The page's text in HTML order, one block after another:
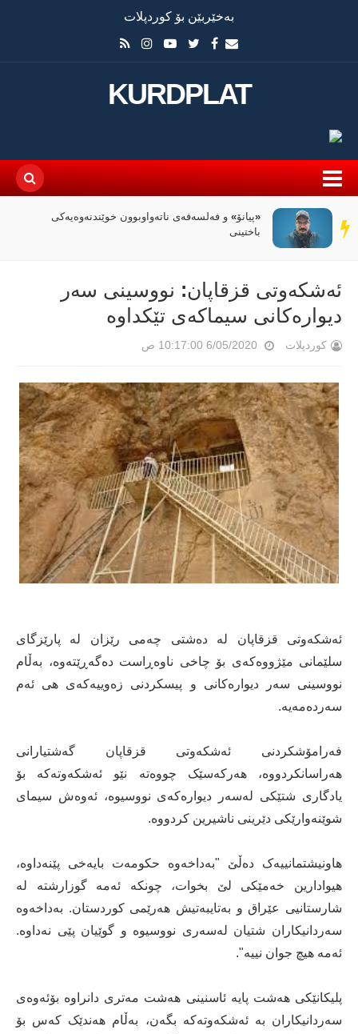
بەخێربێن بۆ کوردپلات
KURDPLAT
سەر
دێڕ
سیاسەتی خۆتەعریبکردن لە باشووری کوردستان
ئەشکەوتی قزقاپان: نووسینی سەر
دیوارەکانی سیماكەی تێکداوە
کوردپلات 6/05/2020 10:17:00 ص
ئەشکەوتی قزقاپان لە دەشتی چەمی رێزان لە پارێزگای
سلێمانی مێژووەکەی بۆ چاخی ناوەڕاست دەگەڕێتەوە، بەڵام
نووسینی سەر دیوارەکانی و پیسکردنی زەوییەکەی هی ئەم
سەردەمەیە.
فەرامۆشکردنی ئەشکەوتی قزقاپان گەشتیارانی
هەراسانکردووە، هەرکەسێک چووەتە نێو ئەشکەوتەکە بۆ
یادگاری شتێکی لەسەر دیوارەکەی نووسیوە، ئەوەش سیمای
شوێنەوارێکی دێرینی ناشیرین کردووە.
هاونیشتمانییەک دەڵێ "بەداخەوە حکومەت بایەخی پێنەداوە،
هیوادارین خەمێکی لێ بخوات، چونکە ئەمە گوزارشتە لە
شارستانیی عێراق و بەتایبەتیش هەرێمی کوردستان. بەداخەوە
سەردانیکاران شتیان لەسەری نووسیوە و گوێیان پێی نەداوە.
ئەمە هیچ جوان نییە".
پلیکانێکی هەشت پایە ئاسنینی هەشت مەتری دانراوە بۆئەوەی
سەردانیکاران بە ئەشکەوتەکە بگەن، بەڵام هەندێک کەس بۆ